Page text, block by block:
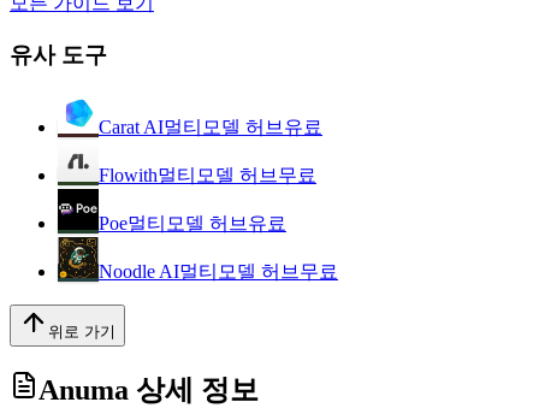
유사 도구
Carat AI멀티모델 허브 유료
Flowith멀티모델 허브 무료
Poe멀티모델 허브 유료
Noodle AI멀티모델 허브 무료
위로 가기
Anuma 상세 정보